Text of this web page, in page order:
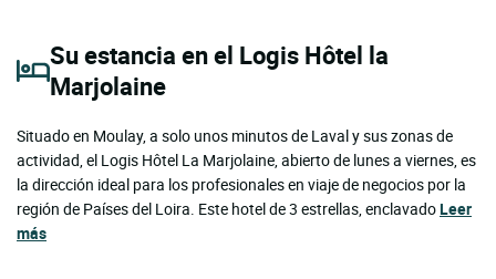
Su estancia en el Logis Hôtel la
Marjolaine
Situado en Moulay, a solo unos minutos de Laval y sus zonas de
actividad, el Logis Hôtel La Marjolaine, abierto de lunes a viernes, es
la dirección ideal para los profesionales en viaje de negocios por la
región de Países del Loira. Este hotel de 3 estrellas, enclavadoLeer
más